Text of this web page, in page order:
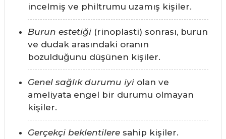
incelmiş ve philtrumu uzamış kişiler.
Burun estetiği(rinoplasti) sonrası, burun
ve dudak arasındaki oranın
bozulduğunu düşünen kişiler.
Genel sağlık durumu iyiolan ve
ameliyata engel bir durumu olmayan
kişiler.
Gerçekçi beklentileresahip kişiler.